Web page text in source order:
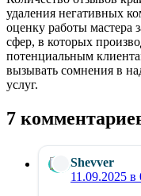
удаления негативных
оценку работы мастера
сфер, в которых
потенциальным
вызывать сомнения в
услуг.
7
Shevver
11.09.2025 в